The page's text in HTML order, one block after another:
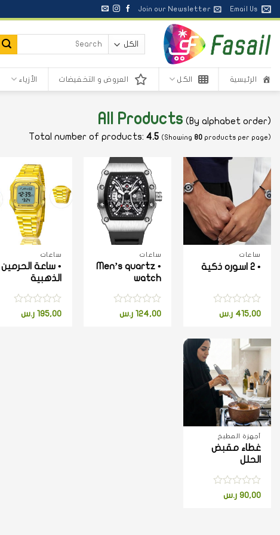
تخطي
للمحتوى
Email Us
Join our Newsletter
البحث
الرئيسية الكل العروض و التخفيضات الأزياء
All Products (By alphabet order)
Total number of products: 4.5 (Showing 80 products per page)
+
ساعات
• 2 اسوره ذكية
تم
من
5
415,00 ر.س
+
ساعات
• Men’s quartz
watch
تم
124,00 ر.س
ساعات
• ساعة الحرمين
الذهبية
تم
195,00 ر.س
أجهزة المطبخ
غطاء مقبض
الحلل
تم
التقييم
90,00 ر.س